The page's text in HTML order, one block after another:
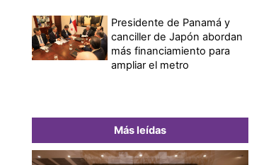
Presidente de Panamá y
canciller de Japón abordan
más financiamiento para
ampliar el metro
Más leídas